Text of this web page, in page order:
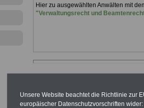
Hier zu ausgewählten Anwälten mit
"Verwaltungsrecht und
Unsere Website beachtet die Richtlinie zur
europäischer Datenschutzvorschriften